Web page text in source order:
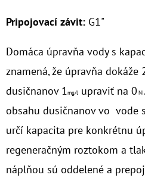
Pripojovací závit: G1"
Domáca úpravňa vody s
znamená, že úpravňa dokáže
dusičnanov 1mg/l upraviť na 0 NI
obsahu dusičnanov vo vode
určí kapacita pre konkrétnu
regeneračným roztokom a
náplňou sú oddelené a
€23